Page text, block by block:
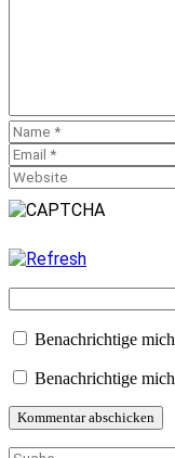
Benachrichtige
Benachrichtige